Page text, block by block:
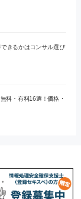
きるかはコンサル選び
料・有料16選！価格・